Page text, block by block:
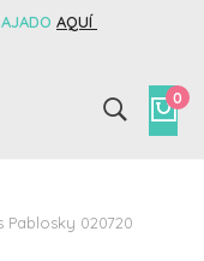
AQUÍ
0
Pablosky 020720